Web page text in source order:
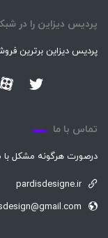
پردیس دیزاین را در
پردیس دیزاین برترین
تماس با ما
درصورت هرگونه مشکل با
pardisdesigne.ir